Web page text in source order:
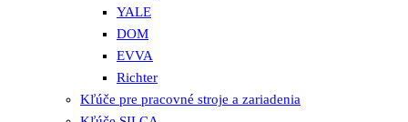
YALE
DOM
EVVA
Richter
Kľúče pre pracovné stroje a zariadenia